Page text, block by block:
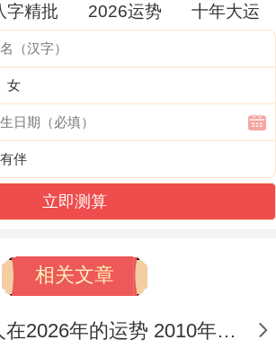
岗位需求将增长37%。
星再第六宫的效应,更适合发
教育咨询或文化IP运营领域再
的蓝海市场！
同收益的平衡艺术，流年财帛
行效应，两类人群都需警惕
投资行为！金融占星师张明宇
星逆行期间。
于贵金属避险."分外提醒属
字精批 2026运势 十年大运
女
有伴
立即测算
相关文章
2010年属虎人在2026年的运势 2010年属虎人2026